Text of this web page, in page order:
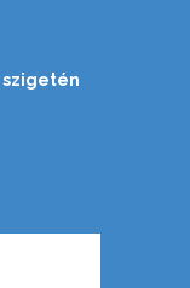
szigetén